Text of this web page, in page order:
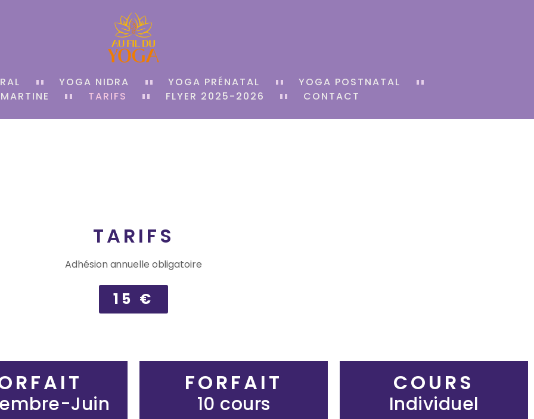
YOGA NIDRA YOGA PRÉNATAL
YOGA POSTNATAL
TARIFS FLYER 2025-2026 CONTACT
TARIFS
Adhésion annuelle obligatoire
15 €
Juin
FORFAIT
10 cours
COURS
Individuel